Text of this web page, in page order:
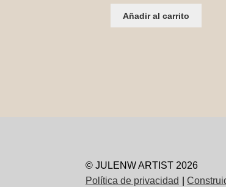
Añadir al carrito
© JULENW ARTIST 2026
Política de privacidad